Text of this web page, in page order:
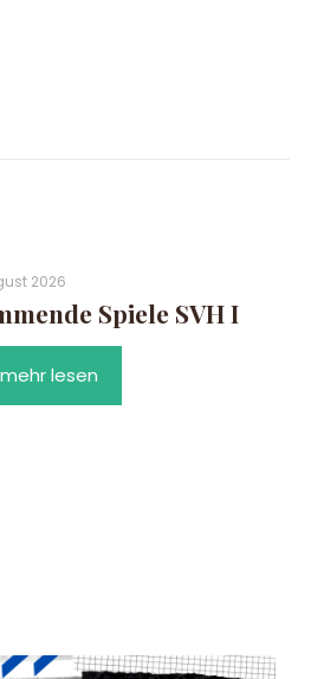
2026
Spiele SVH I
mehr lesen